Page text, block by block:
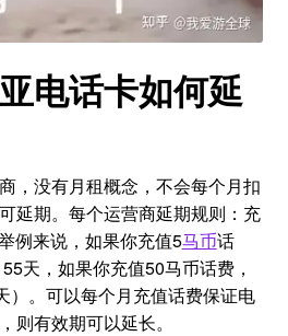
电话卡如何延
，没有月租概念，不会每个月扣
延期。每个运营商延期规则：充
例来说，如果你充值5马币话
天，如果你充值50马币话费，
）。可以每个月充值话费保证电
则有效期可以延长。